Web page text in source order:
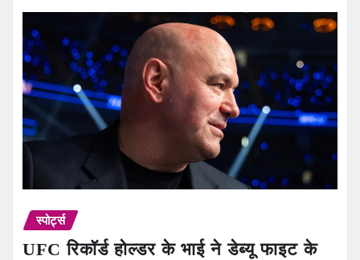
स्पोर्ट्स
UFC रिकॉर्ड होल्डर के भाई ने डेब्यू फाइट के